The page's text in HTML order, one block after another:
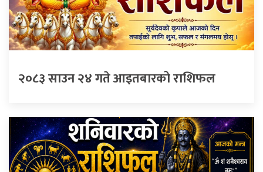
२०८३ साउन २४ गते आइतबारको राशिफल